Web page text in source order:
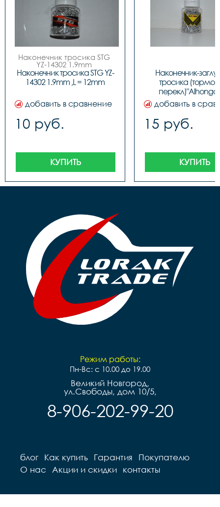
Наконечник тросика STG
YZ-14302 1.9mm
L = 12mm
( инд. Упак) 500 шт в упак
Наконечник тросика STG YZ-
14302 1.9mm ,L = 12mm
добавить в сравнение
10 руб.
КУПИТЬ
Наконечник-
тросика
D1001,ЦЕНА ЗА
40706
добавить в
15 руб.
КУПИТЬ
Режим работы:
Пн-Вс: с 10.00 до 19.00
Великий Новгород,
ул.Свободы, дом 10/5,
8-906-202-99-20
блог Как купить Гарантия
Покупателю
О нас
Акции и скидки контакты